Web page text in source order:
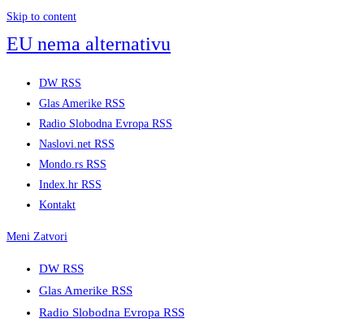
Skip to content
EU nema alternativu
DW RSS
Glas Amerike RSS
Radio Slobodna Evropa RSS
Naslovi.net RSS
Mondo.rs RSS
Index.hr RSS
Kontakt
Meni Zatvori
DW RSS
Glas Amerike RSS
Radio Slobodna Evropa RSS